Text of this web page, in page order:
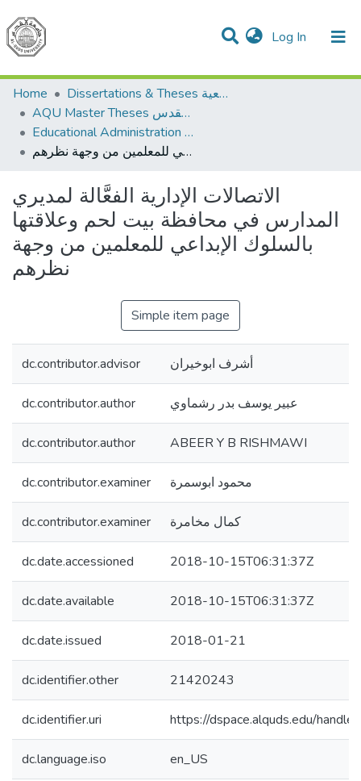
Log In (current)
Communities & Collections
All of DSpace
Home
Dissertations & Theses الرسائل الجامعية
AQU Master Theses الرسائل الجامعية الخاصة بجامعة القدس
Educational Administration الادارة التربوية
الاتصالات الإدارية الفعَّالة لمديري المدارس في محافظة بيت لحم وعلاقتها بالسلوك الإبداعي للمعلمين من وجهة نظرهم
الاتصالات الإدارية الفعَّالة لمديري
المدارس في محافظة بيت لحم وعلاقتها
بالسلوك الإبداعي للمعلمين من وجهة
نظرهم
Simple item page
dc.contributor.advisor أشرف ابوخيران
dc.contributor.author عبير يوسف بدر رشماوي
dc.contributor.author ABEER Y B RISHMAWI
dc.contributor.examiner محمود ابوسمرة
dc.contributor.examiner كمال مخامرة
dc.date.accessioned 2018-10-15T06:31:37Z
dc.date.available 2018-10-15T06:31:37Z
dc.date.issued 2018-01-21
dc.identifier.other 21420243
dc.identifier.uri https://dspace.alquds.edu/
dc.language.iso en_US